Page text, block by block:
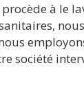
à le
société